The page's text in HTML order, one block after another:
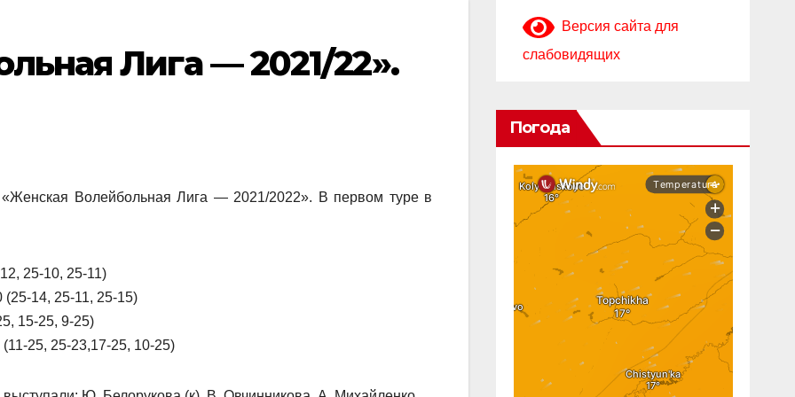
Лига — 2021/22».
«Женская Волейбольная Лига — 2021/2022». В первом туре в
25-10, 25-11)
14, 25-11, 25-15)
15-25, 9-25)
25, 25-23,17-25, 10-25)
Версия сайта для
слабовидящих
Погода